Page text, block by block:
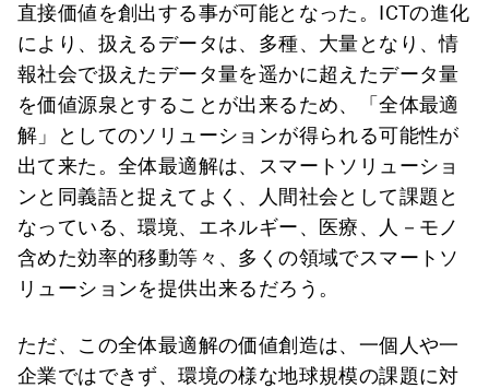
直接価値を創出する事が可能となった。ICTの進化
により、扱えるデータは、多種、大量となり、情
報社会で扱えたデータ量を遥かに超えたデータ量
を価値源泉とすることが出来るため、「全体最適
解」としてのソリューションが得られる可能性が
出て来た。全体最適解は、スマートソリューショ
ンと同義語と捉えてよく、人間社会として課題と
なっている、環境、エネルギー、医療、人－モノ
含めた効率的移動等々、多くの領域でスマートソ
リューションを提供出来るだろう。
ただ、この全体最適解の価値創造は、一個人や一
企業ではできず、環境の様な地球規模の課題に対